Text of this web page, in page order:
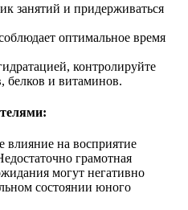
занятий и придерживаться
оптимальное время
контролируйте
белков и витаминов.
влияние на восприятие
грамотная
могут негативно
состоянии юного